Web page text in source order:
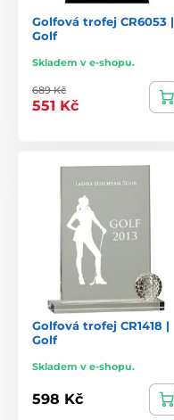
Golfová trofej CR6053 |
Golf
Skladem v e-shopu.
689 Kč
551 Kč
Golfová trofej CR1418 |
Golf
Skladem v e-shopu.
598 Kč